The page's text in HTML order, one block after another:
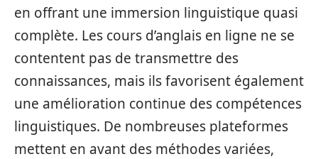
en offrant une immersion linguistique quasi
complète. Les cours d’anglais en ligne ne se
contentent pas de transmettre des
connaissances, mais ils favorisent également
une amélioration continue des compétences
linguistiques. De nombreuses plateformes
mettent en avant des méthodes variées,